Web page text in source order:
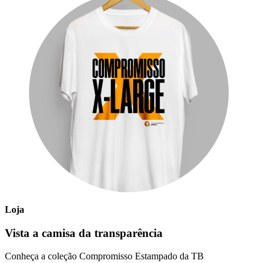
Loja
Vista a camisa da transparência
Conheça a coleção Compromisso Estampado da TB